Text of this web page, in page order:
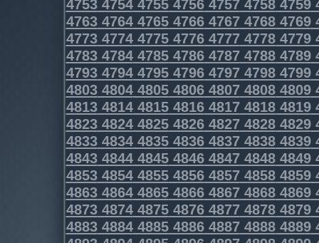
4753475447554756475747584759
4763476447654766476747684769
4773477447754776477747784779
4783478447854786478747884789
4793479447954796479747984799
4803480448054806480748084809
4813481448154816481748184819
4823482448254826482748284829
4833483448354836483748384839
4843484448454846484748484849
4853485448554856485748584859
4863486448654866486748684869
4873487448754876487748784879
4883488448854886488748884889